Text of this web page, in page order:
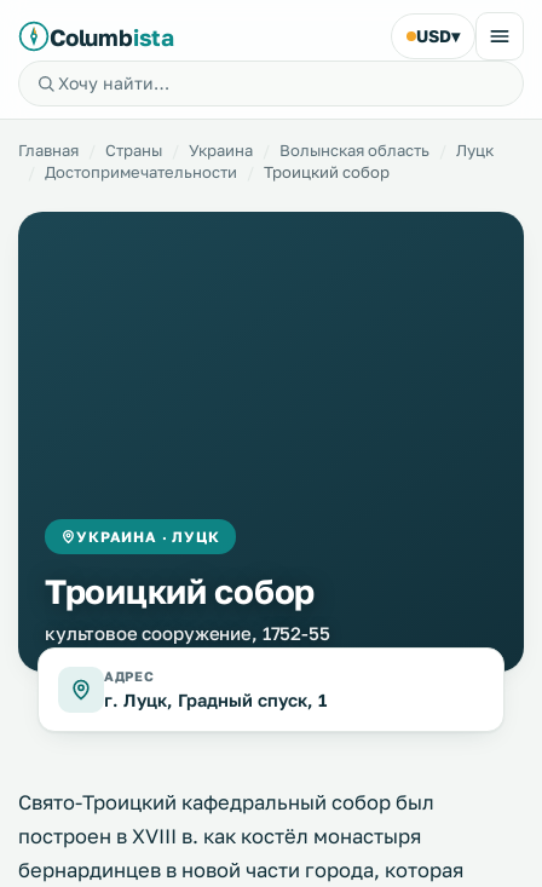
Columbista USD▾
Главная Страны Украина Волынская область
Луцк
Достопримечательности
Троицкий собор
УКРАИНА · ЛУЦК
Троицкий собор
культовое сооружение, 1752-55
АДРЕС
г. Луцк, Градный спуск, 1
Свято-Троицкий кафедральный собор был
построен в XVIII в. как костёл монастыря
бернардинцев в новой части города, которая